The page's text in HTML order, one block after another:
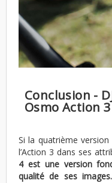
Conclusion -
Osmo Action 3
Si la quatrième
l’Action 3 dans ses
4 est une version
qualité de ses images.